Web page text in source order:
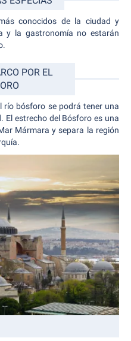
conocidos de la ciudad y
y la gastronomía no estarán
POR EL
río bósforo se podrá tener una
El estrecho del Bósforo es una
Mármara y separa la región